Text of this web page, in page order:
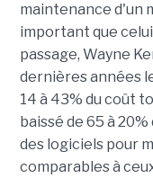
maintenance d'un
important que
passage, Wayne
dernières années
14 à 43% du coût
baissé de 65 à
des logiciels pour
comparables à